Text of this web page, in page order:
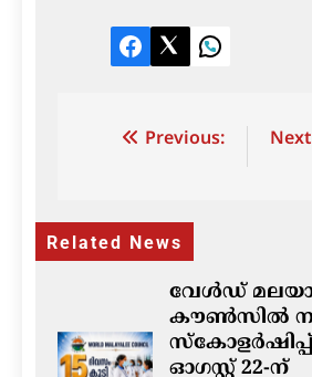
Facebook
TwitterLinkedIn
Post Previous:
Related News
വേൾഡ്
കൗൺസിൽ
ഓഗസ്റ്റ് 22-ന്